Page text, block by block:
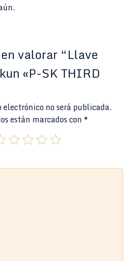
valorar “Llave
«P-SK THIRD
electrónico no será publicada.
están marcados con *